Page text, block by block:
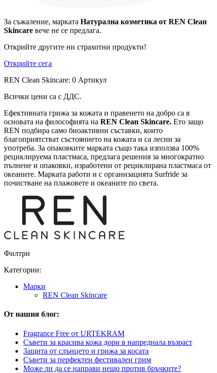
За съжаление, марката Натурална козметика от REN Clean
Skincare вече не се предлага.
Открийте другите ни страхотни продукти!
Открийте сега
REN Clean Skincare: 0 Артикул
Всички цени са с ДДС.
Ефективната грижа за кожата и правенето на добро са в
основата на философията на REN Clean Skincare. Ето защо
REN подбира само биоактивни съставки, които
благоприятстват състоянието на кожата и са лесни за
употреба. За опаковките марката също така използва 100%
рециклируема пластмаса, предлага решения за многократно
пълнене и опаковки, изработени от рециклирана пластмаса от
океаните. Марката работи и с организацията Surfride за
почистване на плажовете и океаните по света.
Филтри
Категории:
Марки
REN Clean Skincare
От нашия блог:
Fragrance Free от URTEKRAM
Съвети за красива кожа дори в напреднала възраст
Защита от слънцето и грижа за косата
Съвети за перфектен фестивален грим
Може ли да се направи нещо против бръчките?